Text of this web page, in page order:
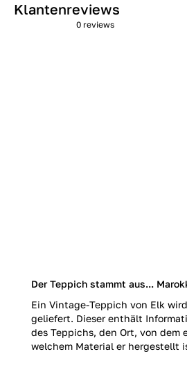
Der Teppich stammt aus...
Ein Vintage-Teppich von Elk
geliefert. Dieser enthält
des Teppichs, den Ort, von dem
welchem Material er hergestellt
Klantenreviews
0 reviews